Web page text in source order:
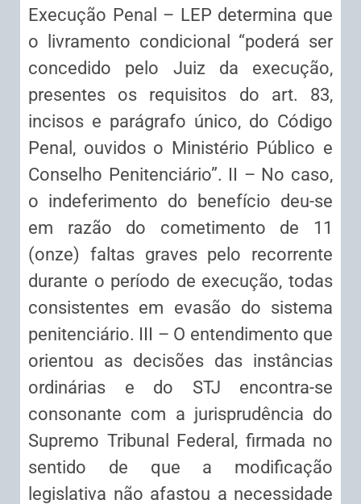
Execução Penal – LEP determina que
o livramento condicional “poderá ser
concedido pelo Juiz da execução,
presentes os requisitos do art. 83,
incisos e parágrafo único, do Código
Penal, ouvidos o Ministério Público e
Conselho Penitenciário”. II – No caso,
o indeferimento do benefício deu-se
em razão do cometimento de 11
(onze) faltas graves pelo recorrente
durante o período de execução, todas
consistentes em evasão do sistema
penitenciário. III – O entendimento que
orientou as decisões das instâncias
ordinárias e do STJ encontra-se
consonante com a jurisprudência do
Supremo Tribunal Federal, firmada no
sentido de que a modificação
legislativa não afastou a necessidade